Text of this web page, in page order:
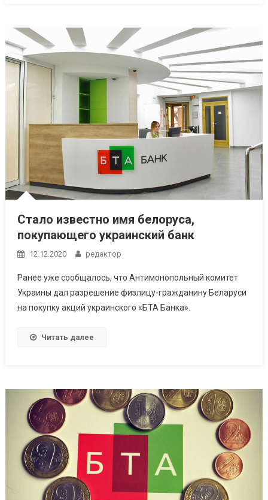
Стало известно имя белоруса,
покупающего украинский банк
12.12.2020 редактор
Ранее уже сообщалось, что Антимонопольный комитет
Украины дал разрешение физлицу-гражданину Беларуси
на покупку акций украинского «БТА Банка».
Читать далее